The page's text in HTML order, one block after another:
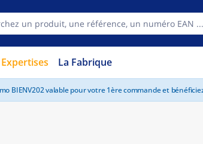
Expertises La Fabrique
BIENV202 valable pour votre 1ère commande et